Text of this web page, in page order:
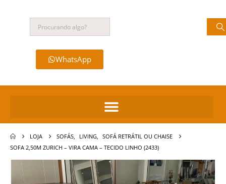
WhatsApp
LOJA SOFÁS LIVING
SOFÁ RETRÁTIL OU CHAISE
SOFA 2,50M ZURICH – VIRA CAMA – TECIDO LINHO (2433)